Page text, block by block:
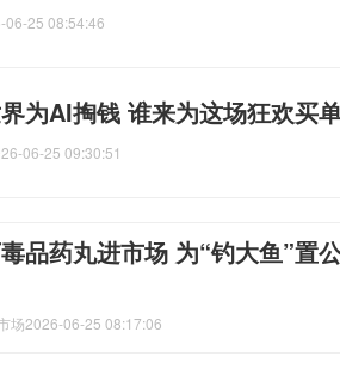
06-25 08:54:46
为AI掏钱 谁来为这场狂欢买
06-25 09:30:51
品药丸进市场 为“钓大鱼”置
场2026-06-25 08:17:06